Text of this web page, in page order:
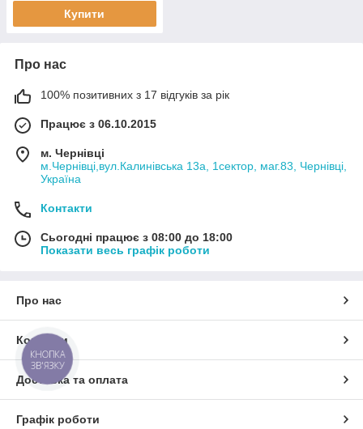
Купити
Про нас
100% позитивних з 17 відгуків за рік
Працює з 06.10.2015
м. Чернівці
м.Чернівці,вул.Калинівська 13а, 1сектор, маг.83, Чернівці,
Україна
Контакти
Сьогодні працює з 08:00 до 18:00
Показати весь графік роботи
Про нас
Контакти
Доставка та оплата
Графік роботи
КНОПКА
ЗВ'ЯЗКУ